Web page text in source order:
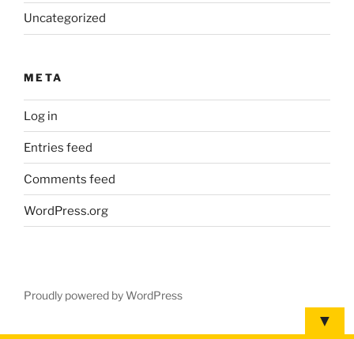
Uncategorized
META
Log in
Entries feed
Comments feed
WordPress.org
Proudly powered by WordPress
▼